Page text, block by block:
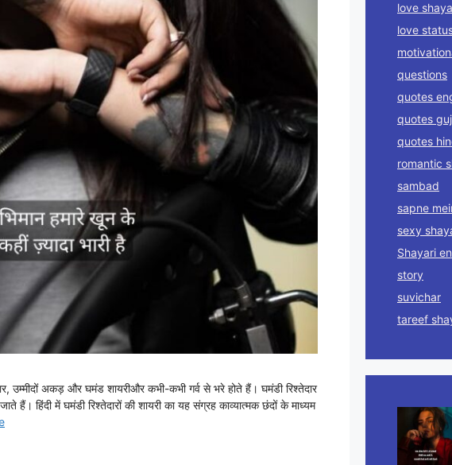
उम्मीदों अकड़ और घमंड शायरीऔर कभी-कभी गर्व से भरे होते हैं। घमंडी रिश्तेदार
हैं। हिंदी में घमंडी रिश्तेदारों की शायरी का यह संग्रह काव्यात्मक छंदों के माध्यम
love
love
questions
quotes
quotes
quotes
romantic
sambad
sapne
sexy
Shayari
story
suvichar
tareef